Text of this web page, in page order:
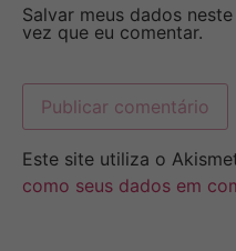
Salvar meus dados
vez que eu comentar.
Este site utiliza o
como seus dados em